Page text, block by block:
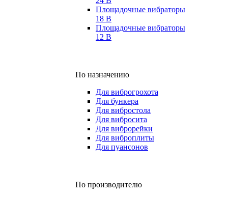
Площадочные вибраторы
18 В
Площадочные вибраторы
12 В
По назначению
Для виброгрохота
Для бункера
Для вибростола
Для вибросита
Для виброрейки
Для виброплиты
Для пуансонов
По производителю